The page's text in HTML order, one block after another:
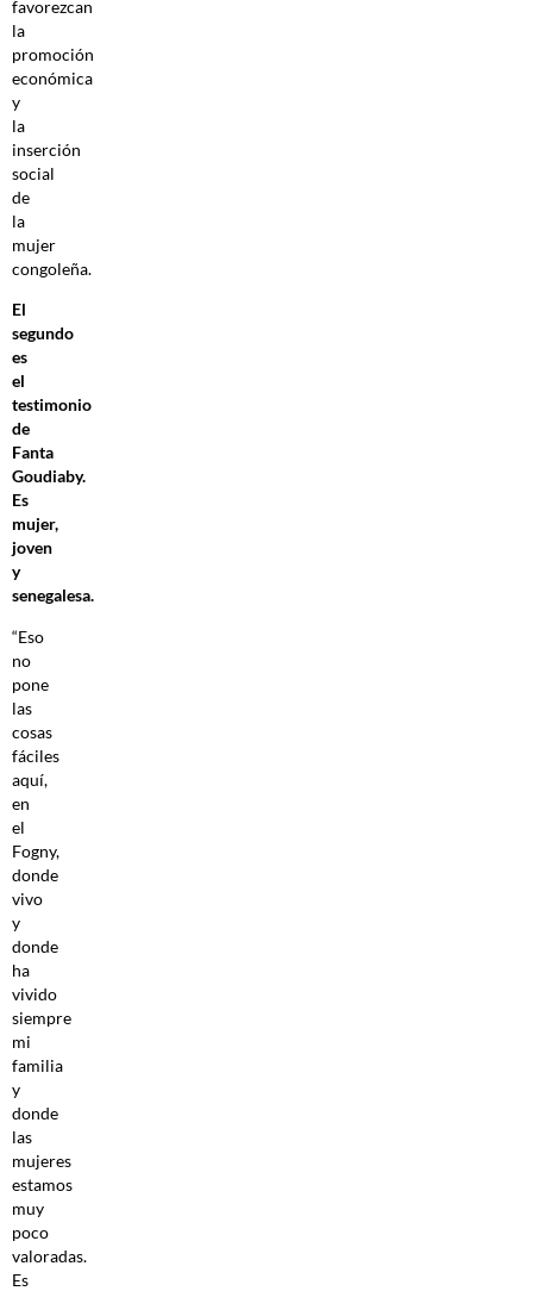
favorezcan
la
promoción
económica
y
la
inserción
social
de
la
mujer
congoleña.
El
segundo
es
el
testimonio
de
Fanta
Goudiaby.
Es
mujer,
joven
y
senegalesa.
“Eso
no
pone
las
cosas
fáciles
aquí,
en
el
Fogny,
donde
vivo
y
donde
ha
vivido
siempre
mi
familia
y
donde
las
mujeres
estamos
muy
poco
valoradas.
Es